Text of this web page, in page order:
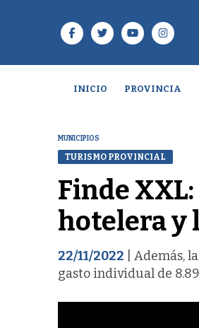
INICIO PROVINCIA
MUNICIPIOS
TURISMO PROVINCIAL
Finde
hotelera y
22/11/2022 | Además,
gasto individual de